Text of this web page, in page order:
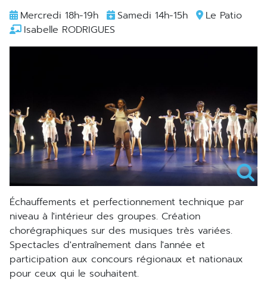
Mercredi 18h-19h
Samedi 14h-15h
Le Patio
Isabelle RODRIGUES
échauffements et perfectionnement technique par
niveau à l'intérieur des groupes. Création
chorégraphiques sur des musiques très variées.
Spectacles d'entraînement dans l'année et
participation aux concours régionaux et nationaux
pour ceux qui le souhaitent.